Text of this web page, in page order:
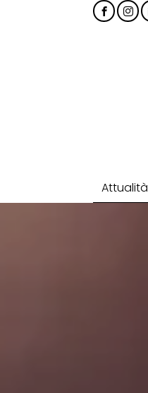
Attualità